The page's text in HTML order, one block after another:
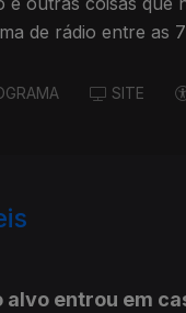
de rádio entre as
SITE
alvo entrou em